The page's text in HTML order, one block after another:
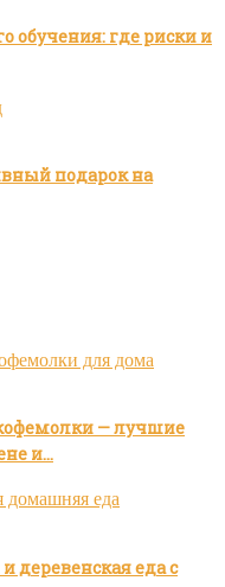
обучения: где риски и
подарок на
— лучшие
и…
деревенская еда с